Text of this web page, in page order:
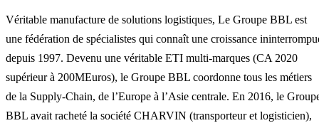
Véritable manufacture de solutions logistiques, Le Groupe BBL est
une fédération de spécialistes qui connaît une croissance
depuis 1997. Devenu une véritable ETI multi-marques (CA 2020
supérieur à 200MEuros), le Groupe BBL coordonne tous les métiers
de la Supply-Chain, de l’Europe à l’Asie centrale. En 2016, le
BBL avait racheté la société CHARVIN (transporteur et logisticien),